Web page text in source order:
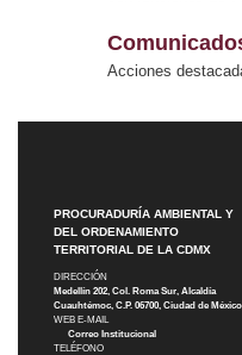
Acciones
PROCURADURÍA AMBIENTAL Y
DEL ORDENAMIENTO
TERRITORIAL DE LA CDMX
DIRECCIÓN
Medellín 202, Col. Roma Sur, Alcaldía
Cuauhtémoc, C.P. 06700, Ciudad de México
WEB E-MAIL
Correo Institucional
TELÉFONO